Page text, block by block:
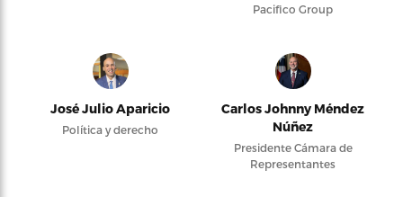
Pacifico Group
José Julio Aparicio
Política y derecho
Carlos Johnny Méndez
Núñez
Presidente Cámara de
Representantes